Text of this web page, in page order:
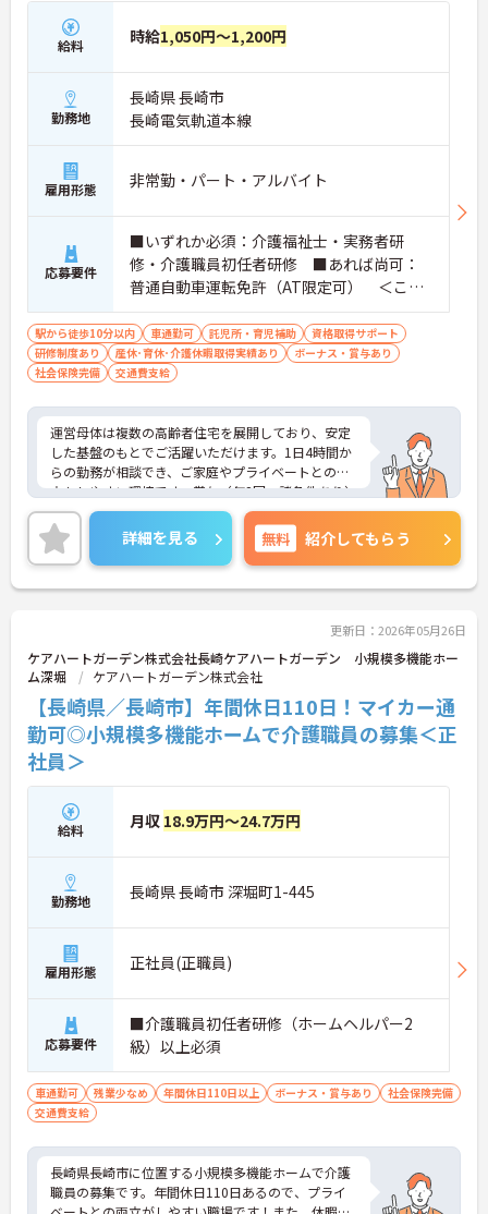
給料 時給1,050円～1,200円
勤務地
長崎県 長崎市
長崎電気軌道本線
雇用形態 非常勤・パート・アルバイト
応募要件
■いずれか必須：介護福祉士・実務者研
修・介護職員初任者研修 ■あれば尚可：
普通自動車運転免許（AT限定可） ＜こん
な方におすすめ＞ワークライフバランスを
大切にしたいとお考えの方、入居者様それ
ぞれに合わせた、温かいケアを提供したい
方、これまでの介護分野でのご経験を有効
に活用したい方
駅から徒歩10分以内 車通勤可 託児所・育児補助
資格取得サポート
研修制度あり
産休･育休･介護休暇取得実績あり
ボーナス・賞与あり
社会保険完備
交通費支給
運営母体は複数の高齢者住宅を展開しており、安定
した基盤のもとでご活躍いただけます。1日4時間か
らの勤務が相談でき、ご家庭やプライベートとの両
立もしやすい環境です。賞与（年2回、諸条件あり）
や昇給の実績もあり、あなたの頑張りがしっかりと
評価されます。無料の社員給食（1日1食）や、育休
からの復職をサポートする育児給付金+（プラス）
制度（最大10万円）、資格取得支援制度（最大10万
円補助）など、福利厚生も充実しています。社内研
を目指したい方にも最適です。ご興味のある方に
は、面接対策ポイントなど、さらに詳細をお話しし
ますのでお気軽にご相談ください！
詳細を見る 無料 紹介してもらう
更新日：2026年05月26日
ケアハートガーデン株式会社長崎ケアハートガーデン 小規模多機能ホー
ム深堀
ケアハートガーデン株式会社
【長崎県／長崎市】年間休日110日！マイカー通
勤可◎小規模多機能ホームで介護職員の募集＜正
社員＞
給料 月収 18.9万円～24.7万円
勤務地 長崎県 長崎市 深堀町1-445
雇用形態 正社員(正職員)
応募要件
■介護職員初任者研修（ホームヘルパー2
級）以上必須
車通勤可 残業少なめ 年間休日110日以上 ボーナス・賞与あり
社会保険完備
交通費支給
長崎県長崎市に位置する小規模多機能ホームで介護
職員の募集です。年間休日110日あるので、プライ